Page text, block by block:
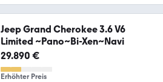
Jeep Grand Cherokee 3.6 V6
Limited ~Pano~Bi-Xen~Navi
29.890 €
Erhöhter Preis